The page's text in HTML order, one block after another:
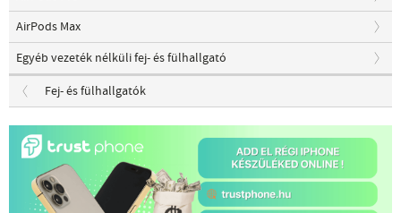
AirPods Max
Egyéb vezeték nélküli fej- és fülhallgató
Fej- és fülhallgatók